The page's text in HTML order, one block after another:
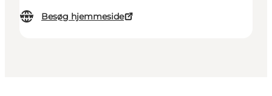
Besøg hjemmeside